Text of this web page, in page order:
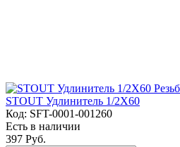
STOUT Удлинитель 1/2X60
Код: SFT-0001-001260
Есть в наличии
397 Руб.